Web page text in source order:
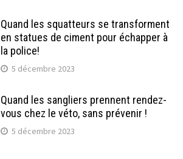
Quand les squatteurs se transforment
en statues de ciment pour échapper à
la police!
5 décembre 2023
Quand les sangliers prennent rendez-
vous chez le véto, sans prévenir !
5 décembre 2023